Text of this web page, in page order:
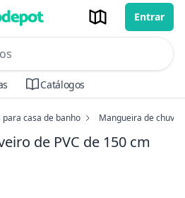
Entrar
header
Catálogos
para casa de banho Mangueira de
de PVC de 150 cm